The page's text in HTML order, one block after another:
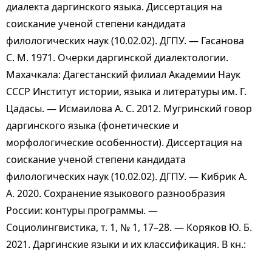
диалекта даргинского языка. Диссертация на
соискание ученой степени кандидата
филологических наук (10.02.02). ДГПУ. — Гасанова
С. М. 1971. Очерки даргинской диалектологии.
Махачкала: Дагестанский филиал Академии Наук
СССР Институт истории, языка и литературы им. Г.
Цадасы. — Исмаилова А. С. 2012. Мугринский говор
даргинского языка (фонетические и
морфологические особенности). Диссертация на
соискание ученой степени кандидата
филологических наук (10.02.02). ДГПУ. — Кибрик А.
А. 2020. Сохранение языкового разнообразия
России: контуры программы. —
Социолингвистика, т. 1, № 1, 17–28. — Коряков Ю. Б.
2021. Даргинские языки и их классификация. В кн.: